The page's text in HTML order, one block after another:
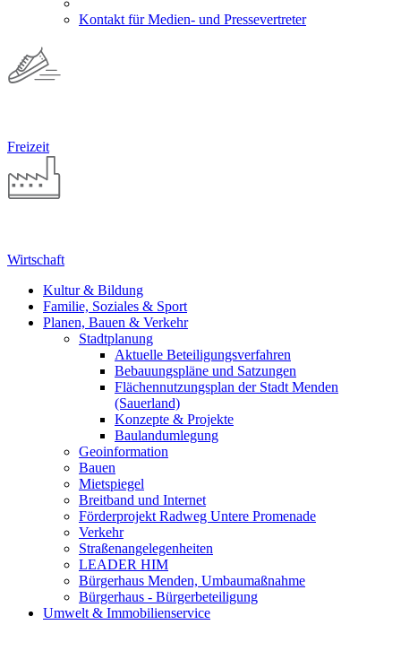
Kontakt für Medien- und Pressevertreter
Freizeit
Wirtschaft
Kultur & Bildung
Familie, Soziales & Sport
Planen, Bauen & Verkehr
Stadtplanung
Aktuelle Beteiligungsverfahren
Bebauungspläne und Satzungen
Flächennutzungsplan der Stadt Menden
(Sauerland)
Konzepte & Projekte
Baulandumlegung
Geoinformation
Bauen
Mietspiegel
Breitband und Internet
Förderprojekt Radweg Untere Promenade
Verkehr
Straßenangelegenheiten
LEADER HIM
Bürgerhaus Menden, Umbaumaßnahme
Bürgerhaus - Bürgerbeteiligung
Umwelt & Immobilienservice